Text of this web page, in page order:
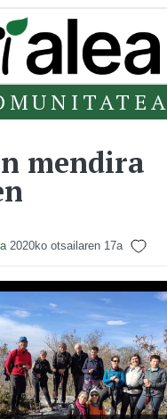
mendira
2020ko otsailaren 17a